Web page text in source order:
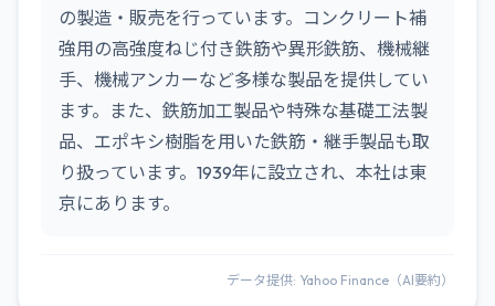
の製造・販売を行っています。コンクリート補
強用の高強度ねじ付き鉄筋や異形鉄筋、機械継
手、機械アンカーなど多様な製品を提供してい
ます。また、鉄筋加工製品や特殊な基礎工法製
品、エポキシ樹脂を用いた鉄筋・継手製品も取
り扱っています。1939年に設立され、本社は東
京にあります。
データ提供: Yahoo Finance（AI要約）